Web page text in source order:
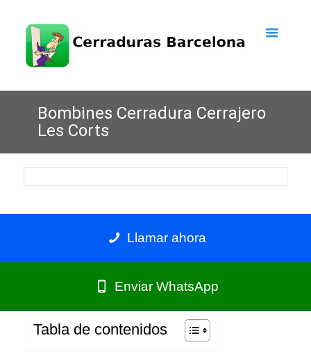
Bombines Cerradura Cerrajero
Les Corts
Llamar ahora
Enviar WhatsApp
Tabla de contenidos